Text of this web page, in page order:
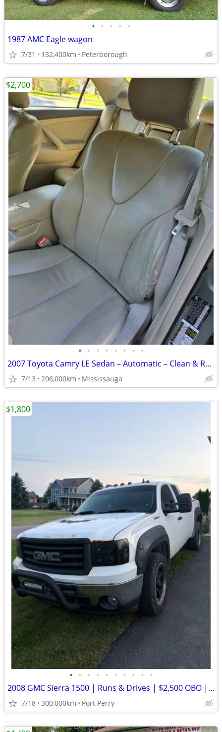
• • • • •
1987 AMC Eagle wagon
7/31 132,400km Peterborough
• • • • • • • •
2007 Toyota Camry LE Sedan – Automatic – Clean & Reliable
7/13 206,000km Mississauga
$2,700
• • • • • • • • • •
2008 GMC Sierra 1500 | Runs & Drives | $2,500 OBO | AS IS | Bring Plates
7/18 300,000km Port Perry
$1,800